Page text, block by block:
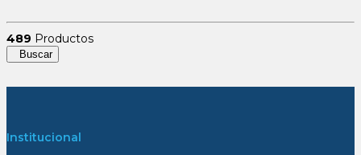
489 Productos
Buscar
Institucional